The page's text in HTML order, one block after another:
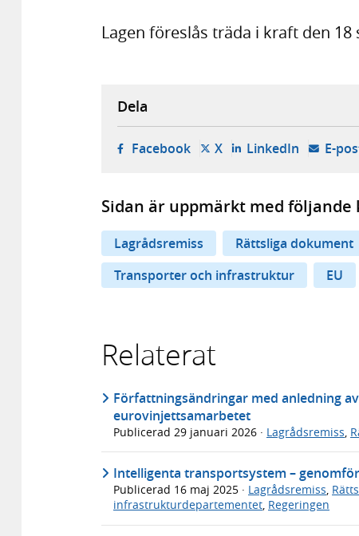
Lagen föreslås träda i kraft den 18
Dela
Facebook- öppnas i ny flik, extern
X- öppnas i ny flik,
LinkedIn- öppnas
E-
Sidan är uppmärkt med
Lagrådsremiss Rättsliga dokument
Transporter och infrastruktur
EU
Relaterat
Författningsändringar med anledning
eurovinjettsamarbetet
Publicerad 29 januari 2026 · Lagrådsremiss
Intelligenta transportsystem –
Publicerad 16 maj 2025 · Lagrådsremiss,
infrastrukturdepartementet, Regeringen